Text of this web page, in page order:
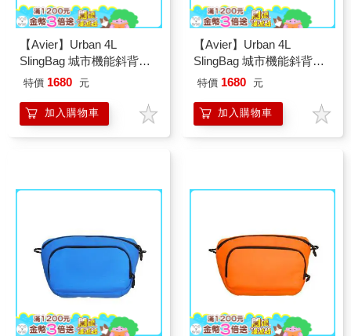
【Avier】Urban 4L
SlingBag 城市機能斜背包
(柔沙杏)
特價 1680 元
加入購物車
【Avier】Urban 4L
SlingBag 城市機能斜背包
(岩石灰)
特價 1680 元
加入購物車